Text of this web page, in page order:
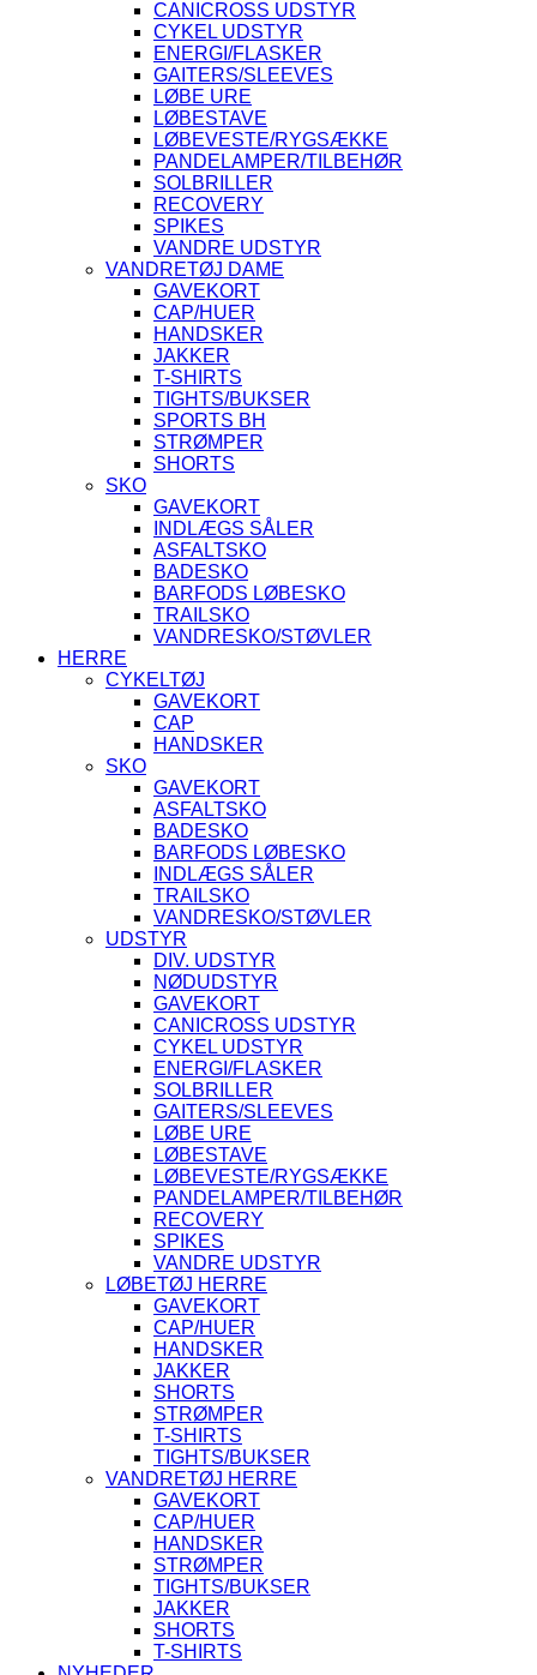
CANICROSS UDSTYR
CYKEL UDSTYR
ENERGI/FLASKER
GAITERS/SLEEVES
LØBE URE
LØBESTAVE
LØBEVESTE/RYGSÆKKE
PANDELAMPER/TILBEHØR
SOLBRILLER
RECOVERY
SPIKES
VANDRE UDSTYR
VANDRETØJ DAME
GAVEKORT
CAP/HUER
HANDSKER
JAKKER
T-SHIRTS
TIGHTS/BUKSER
SPORTS BH
STRØMPER
SHORTS
SKO
GAVEKORT
INDLÆGS SÅLER
ASFALTSKO
BADESKO
BARFODS LØBESKO
TRAILSKO
VANDRESKO/STØVLER
HERRE
CYKELTØJ
GAVEKORT
CAP
HANDSKER
SKO
GAVEKORT
ASFALTSKO
BADESKO
BARFODS LØBESKO
INDLÆGS SÅLER
TRAILSKO
VANDRESKO/STØVLER
UDSTYR
DIV. UDSTYR
NØDUDSTYR
GAVEKORT
CANICROSS UDSTYR
CYKEL UDSTYR
ENERGI/FLASKER
SOLBRILLER
GAITERS/SLEEVES
LØBE URE
LØBESTAVE
LØBEVESTE/RYGSÆKKE
PANDELAMPER/TILBEHØR
RECOVERY
SPIKES
VANDRE UDSTYR
LØBETØJ HERRE
GAVEKORT
CAP/HUER
HANDSKER
JAKKER
SHORTS
STRØMPER
T-SHIRTS
TIGHTS/BUKSER
VANDRETØJ HERRE
GAVEKORT
CAP/HUER
HANDSKER
STRØMPER
TIGHTS/BUKSER
JAKKER
SHORTS
T-SHIRTS